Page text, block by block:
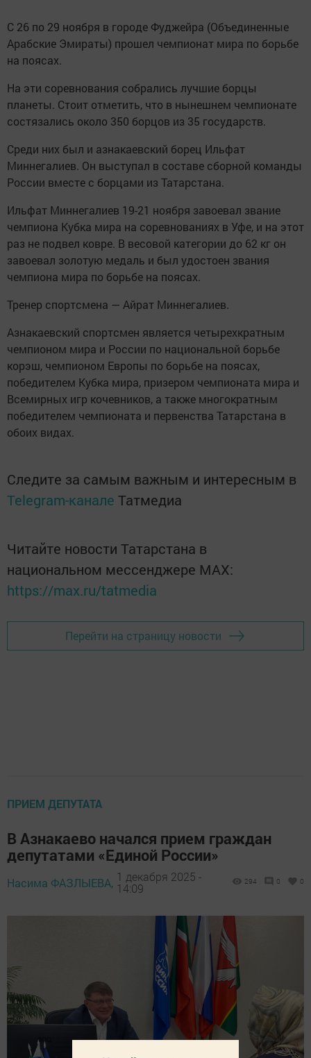
С 26 по 29 ноября в городе Фуджейра (Объединенные
Арабские Эмираты) прошел чемпионат мира по борьбе
на поясах.
На эти соревнования собрались лучшие борцы
планеты. Стоит отметить, что в нынешнем чемпионате
состязались около 350 борцов из 35 государств.
Среди них был и азнакаевский борец Ильфат
Миннегалиев. Он выступал в составе сборной команды
России вместе с борцами из Татарстана.
Ильфат Миннегалиев 19-21 ноября завоевал звание
чемпиона Кубка мира на соревнованиях в Уфе, и на этот
раз не подвел ковре. В весовой категории до 62 кг он
завоевал золотую медаль и был удостоен звания
чемпиона мира по борьбе на поясах.
Тренер спортсмена — Айрат Миннегалиев.
Азнакаевский спортсмен является четырехкратным
чемпионом мира и России по национальной борьбе
корэш, чемпионом Европы по борьбе на поясах,
победителем Кубка мира, призером чемпионата мира и
Всемирных игр кочевников, а также многократным
победителем чемпионата и первенства Татарстана в
обоих видах.
Следите за самым важным и интересным в
Telegram-канале Татмедиа
Читайте новости Татарстана в
национальном мессенджере MАХ:
https://max.ru/tatmedia
Перейти на страницу новости
ПРИЕМ ДЕПУТАТА
В Азнакаево начался прием граждан
депутатами «Единой России»
Насима ФАЗЛЫЕВА, 1 декабря 2025 -
14:09
294 0 0